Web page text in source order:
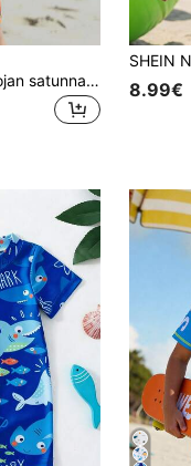
Vacaura Nuoren pojan satunnaisvärinen dinosauruskuvioinen yksiosainen uimapuku kesälomalle 8.99€